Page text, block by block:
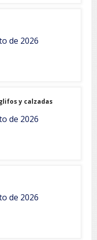
de 2026
y calzadas
de 2026
de 2026